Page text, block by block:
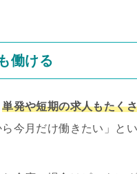
働ける
単発や短期の求人もたく
今月だけ働きたい」と